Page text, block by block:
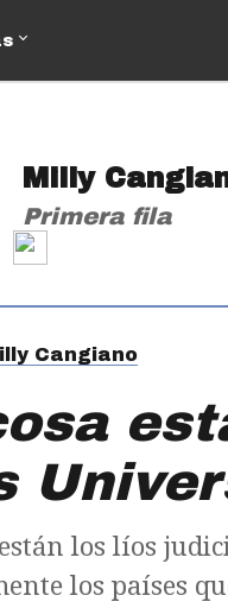
Milly
Primera fila
Cangiano
los líos
los países